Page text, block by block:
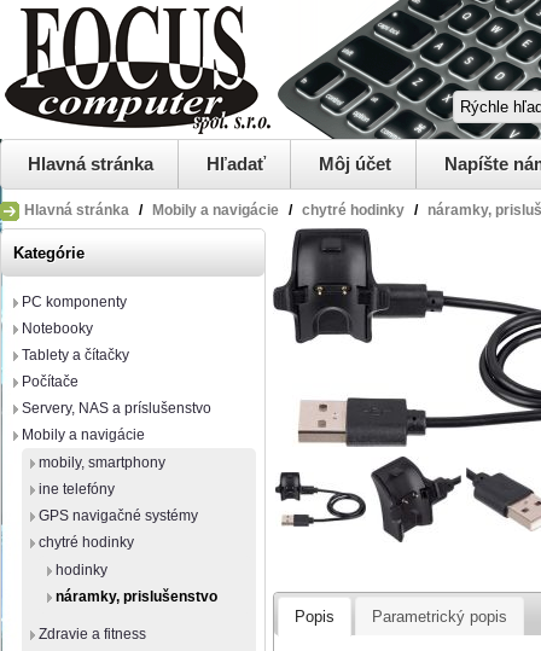
Hlavná stránka Hľadať Môj účet Napíšte
Hlavná stránka / Mobily a navigácie / chytré hodinky / náramky,
Kategórie
PC komponenty
Notebooky
Tablety a čítačky
Počítače
Servery, NAS a príslušenstvo
Mobily a navigácie
mobily, smartphony
ine telefóny
GPS navigačné systémy
chytré hodinky
hodinky
náramky, prislušenstvo
Zdravie a fitness
Popis Parametrický popis